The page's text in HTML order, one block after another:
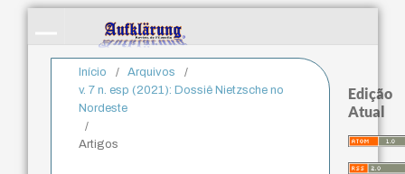
Início / Arquivos
/
v. 7 n. esp (2021): Dossiê Nietzsche no
Nordeste
/
Artigos
Edição
Atual